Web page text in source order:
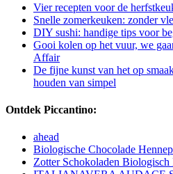
Vier recepten voor de
Snelle zomerkeuken: zonder
DIY sushi: handige tips voor
Gooi kolen op het vuur, we
Affair
De fijne kunst van het op
houden van simpel
Ontdek Piccantino:
ahead
Biologische Chocolade
Zotter Schokoladen